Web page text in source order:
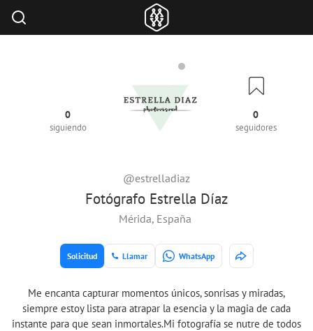
Fotógrafo Estrella Díaz
@estrelladiaz
0
siguiendo
0
seguidores
Mérida, España
Solicitud Llamar WhatsApp
Me encanta capturar momentos únicos, sonrisas y miradas,
siempre estoy lista para atrapar la esencia y la magia de cada
instante para que sean inmortales. ​ Mi fotografía se nutre de todos